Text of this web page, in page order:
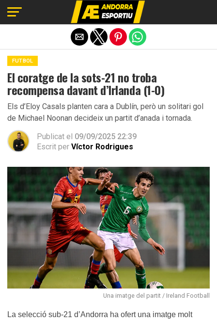
FUTBOL
El coratge de la sots-21 no troba
recompensa davant d’Irlanda (1-0)
Els d’Eloy Casals planten cara a Dublín, però un solitari gol
de Michael Noonan decideix un partit d’anada i tornada.
Publicat el 09/09/2025 22:39
Escrit per Víctor Rodrigues
Una imatge del partit / Ireland Football
La selecció sub-21 d’Andorra ha ofert una imatge molt
Exit mobile version